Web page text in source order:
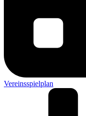
Vereinsspielplan